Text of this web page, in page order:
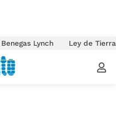
Benegas Lynch Ley de